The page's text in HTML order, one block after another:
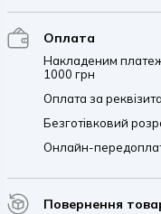
Оплата
Накладеним
1000 грн
Оплата за
Безготівковий
Онлайн-
Повернення